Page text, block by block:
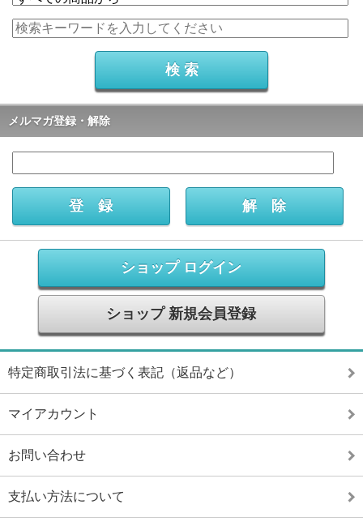
メルマガ登録・解除
ショップ ログイン
ショップ 新規会員登録
特定商取引法に基づく表記（返品など）
マイアカウント
お問い合わせ
支払い方法について